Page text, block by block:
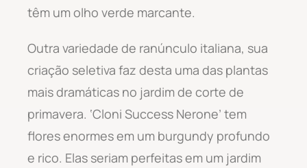
têm um olho verde marcante.
Outra variedade de ranúnculo italiana, sua
criação seletiva faz desta uma das plantas
mais dramáticas no jardim de corte de
primavera. ‘Cloni Success Nerone’ tem
flores enormes em um burgundy profundo
e rico. Elas seriam perfeitas em um jardim